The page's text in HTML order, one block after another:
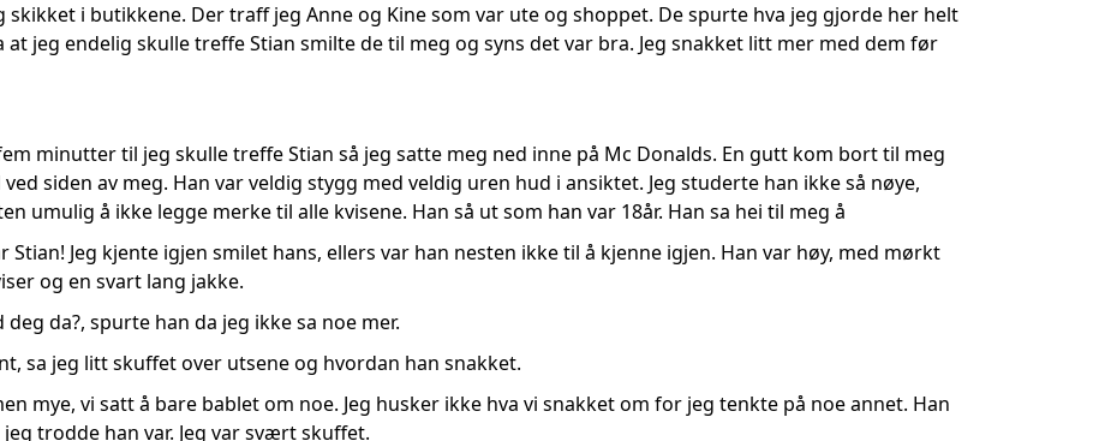
skikket i butikkene. Der traff jeg Anne og Kine som var ute og shoppet. De spurte hva jeg gjorde her helt
at jeg endelig skulle treffe Stian smilte de til meg og syns det var bra. Jeg snakket litt mer med dem før
minutter til jeg skulle treffe Stian så jeg satte meg ned inne på Mc Donalds. En gutt kom bort til meg
siden av meg. Han var veldig stygg med veldig uren hud i ansiktet. Jeg studerte han ikke så nøye,
umulig å ikke legge merke til alle kvisene. Han så ut som han var 18år. Han sa hei til meg å
Stian! Jeg kjente igjen smilet hans, ellers var han nesten ikke til å kjenne igjen. Han var høy, med mørkt
og en svart lang jakke.
da?, spurte han da jeg ikke sa noe mer.
sa jeg litt skuffet over utsene og hvordan han snakket.
mye, vi satt å bare bablet om noe. Jeg husker ikke hva vi snakket om for jeg tenkte på noe annet. Han
trodde han var. Jeg var svært skuffet.